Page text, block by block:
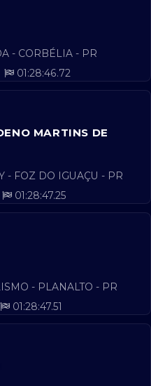
- CORBÉLIA - PR
01:28:46.72
MARTINS DE
- FOZ DO IGUAÇU - PR
01:28:47.25
- PLANALTO - PR
01:28:47.51